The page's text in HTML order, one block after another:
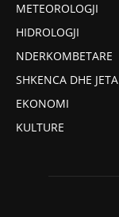
METEOROLOGJI
HIDROLOGJI
NDERKOMBETARE
SHKENCA DHE JETA
EKONOMI
KULTURE